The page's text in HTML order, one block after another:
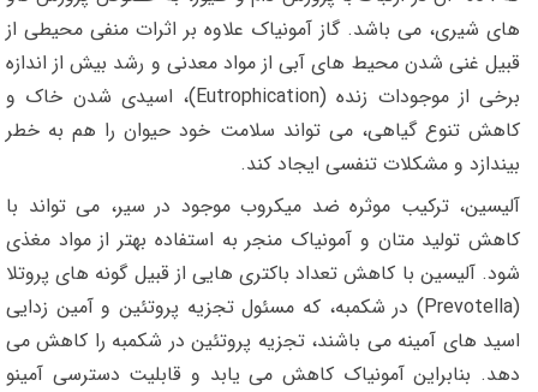
های شیری، می باشد. گاز آمونیاک علاوه بر اثرات منفی محیطی از
قبیل غنی شدن محیط های آبی از مواد معدنی و رشد بیش از اندازه
برخی از موجودات زنده (Eutrophication)، اسیدی شدن خاک و
کاهش تنوع گیاهی، می تواند سلامت خود حیوان را هم به خطر
بیندازد و مشکلات تنفسی ایجاد کند.
آلیسین، ترکیب موثره ضد میکروب موجود در سیر، می تواند با
کاهش تولید متان و آمونیاک منجر به استفاده بهتر از مواد مغذی
شود. آلیسین با کاهش تعداد باکتری هایی از قبیل گونه های پروتلا
(Prevotella) در شکمبه، که مسئول تجزیه پروتئین و آمین زدایی
اسید های آمینه می باشند، تجزیه پروتئین در شکمبه را کاهش می
دهد. بنابراین آمونیاک کاهش می یابد و قابلیت دسترسی آمینو